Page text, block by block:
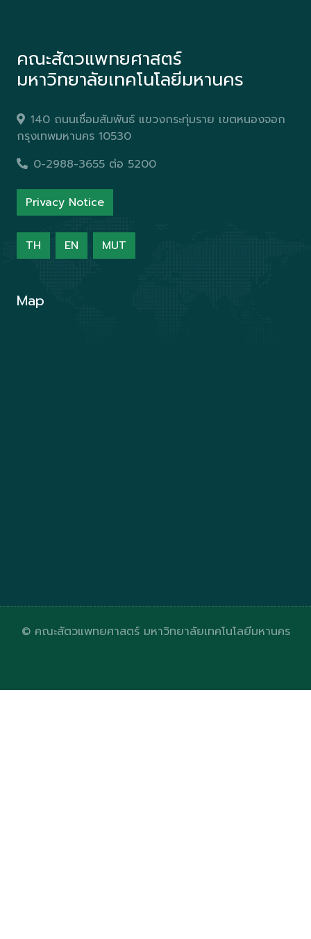
คณะสัตวแพทยศาสตร์
มหาวิทยาลัยเทคโนโลยีมหานคร
140 ถนนเชื่อมสัมพันธ์ แขวงกระทุ่มราย เขตหนองจอก
กรุงเทพมหานคร 10530
0-2988-3655 ต่อ 5200
Privacy Notice
TH EN MUT
Map
© คณะสัตวแพทยศาสตร์ มหาวิทยาลัยเทคโนโลยีมหานคร